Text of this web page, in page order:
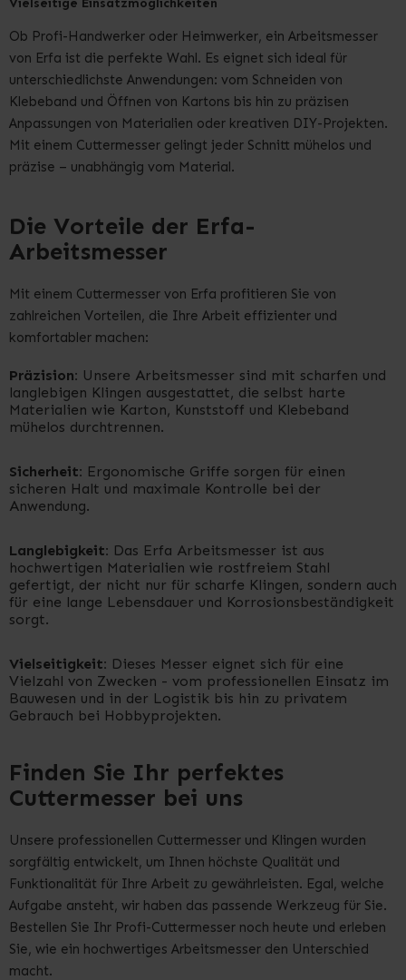
Vielseitige Einsatzmöglichkeiten
Ob Profi-Handwerker oder Heimwerker, ein Arbeitsmesser
von Erfa ist die perfekte Wahl. Es eignet sich ideal für
unterschiedlichste Anwendungen: vom Schneiden von
Klebeband und Öffnen von Kartons bis hin zu präzisen
Anpassungen von Materialien oder kreativen DIY-Projekten.
Mit einem Cuttermesser gelingt jeder Schnitt mühelos und
präzise – unabhängig vom Material.
Die Vorteile der Erfa-
Arbeitsmesser
Mit einem Cuttermesser von Erfa profitieren Sie von
zahlreichen Vorteilen, die Ihre Arbeit effizienter und
komfortabler machen:
Präzision: Unsere Arbeitsmesser sind mit scharfen und
langlebigen Klingen ausgestattet, die selbst harte
Materialien wie Karton, Kunststoff und Klebeband
mühelos durchtrennen.
Sicherheit: Ergonomische Griffe sorgen für einen
sicheren Halt und maximale Kontrolle bei der
Anwendung.
Langlebigkeit: Das Erfa Arbeitsmesser ist aus
hochwertigen Materialien wie rostfreiem Stahl
gefertigt, der nicht nur für scharfe Klingen, sondern auch
für eine lange Lebensdauer und Korrosionsbeständigkeit
sorgt.
Vielseitigkeit: Dieses Messer eignet sich für eine
Vielzahl von Zwecken - vom professionellen Einsatz im
Bauwesen und in der Logistik bis hin zu privatem
Gebrauch bei Hobbyprojekten.
Finden Sie Ihr perfektes
Cuttermesser bei uns
Unsere professionellen Cuttermesser und Klingen wurden
sorgfältig entwickelt, um Ihnen höchste Qualität und
Funktionalität für Ihre Arbeit zu gewährleisten. Egal, welche
Aufgabe ansteht, wir haben das passende Werkzeug für Sie.
Bestellen Sie Ihr Profi-Cuttermesser noch heute und erleben
Sie, wie ein hochwertiges Arbeitsmesser den Unterschied
macht.